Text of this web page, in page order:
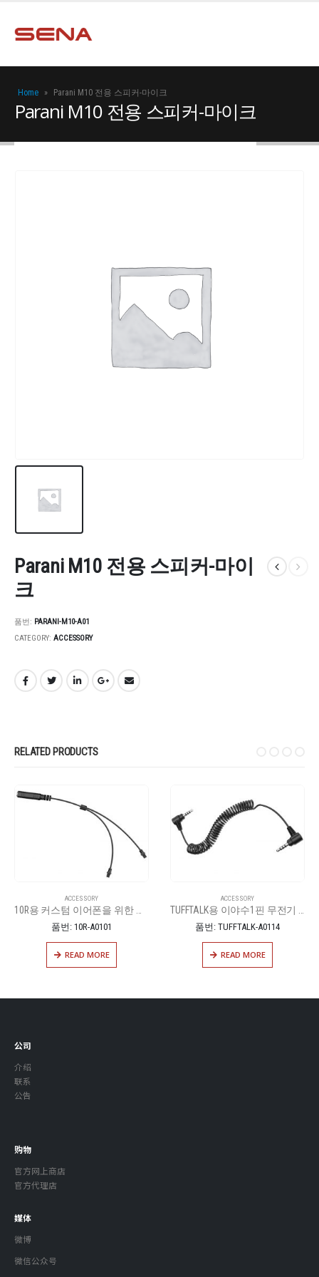
Home » Parani M10 전용 스피커-마이크
Parani M10 전용 스피커-마이크
Parani M10 전용 스피커-마이
크
품번: PARANI-M10-A01
CATEGORY: ACCESSORY
RELATED PRODUCTS
ACCESSORY
10R용 커스텀 이어폰을 위한 스플릿 케이블
품번: 10R-A0101
READ MORE
ACCESSORY
TUFFTALK용 이야수1핀 무전기 연결 잭
품번: TUFFTALK-A0114
READ MORE
公司
介绍
联系
公告
购物
官方网上商店
官方代理店
媒体
微博
微信公众号